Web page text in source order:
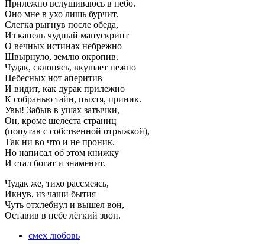
Прилежно вслушиваюсь в небо.
Оно мне в ухо лишь бурчит.
Слегка рыгнув после обеда,
Из капель чудный манускрипт
О вечных истинах небрежно
Швырнуло, землю окропив.
Чудак, склонясь, вкушает нежно
Небесных нот аперитив
И видит, как дурак прилежно
К собранью тайн, пыхтя, приник.
Увы! Забыв в ушах затычки,
Он, кроме шелеста страниц
(попутав с собственной отрыжкой),
Так ни во что и не проник.
Но написал об этом книжку
И стал богат и знаменит.
Чудак же, тихо рассмеясь,
Икнув, из чаши бытия
Чуть отхлебнул и вышел вон,
Оставив в небе лёгкий звон.
смех любовь